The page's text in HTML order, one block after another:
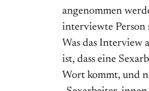
angenommen
interviewte Person
Was das Interview
ist, dass eine
Wort kommt, und